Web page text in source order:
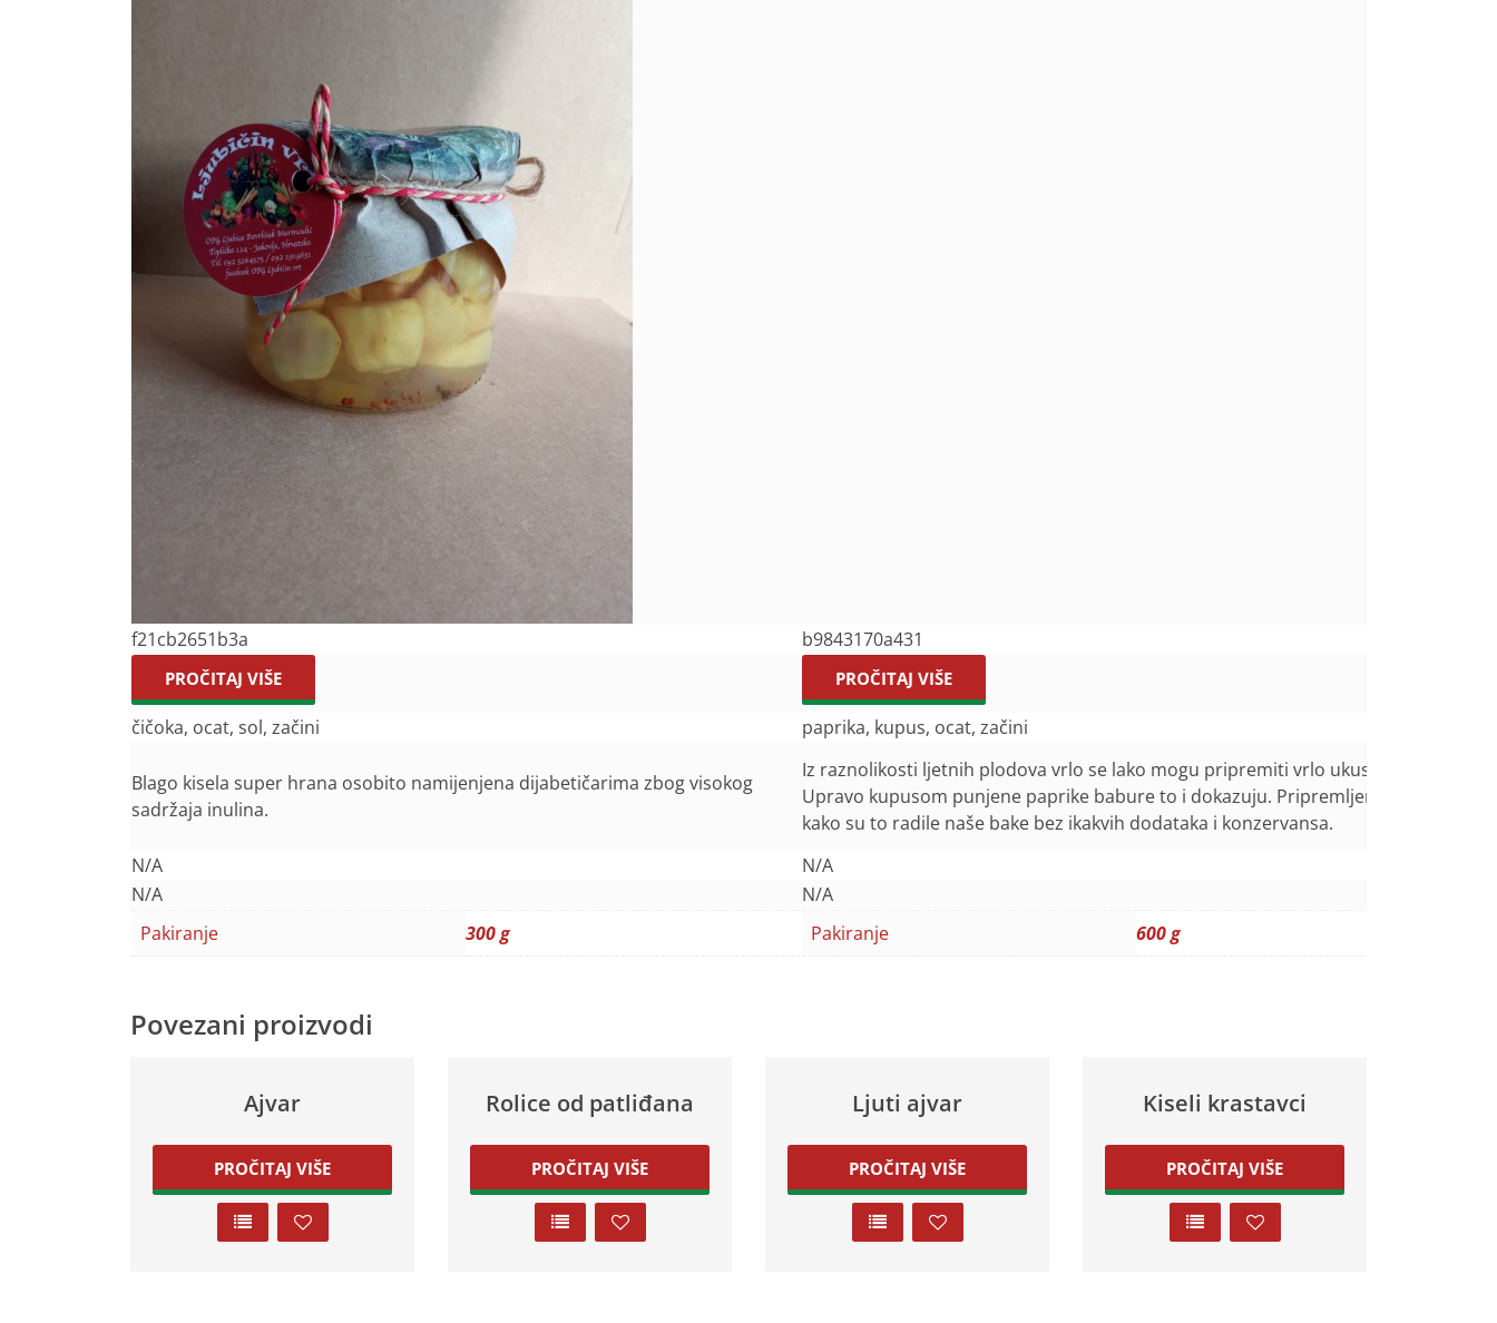
f21cb2651b3a b9843170a431
PROČITAJ VIŠE PROČITAJ VIŠE
čičoka, ocat, sol, začini paprika, kupus, ocat, začini
Blago kisela super hrana osobito namijenjena dijabetičarima zbog visokog
sadržaja inulina.
Iz raznolikosti ljetnih plodova vrlo se lako mogu pripremiti vrlo ukusni prpravci.
Upravo kupusom punjene paprike babure to i dokazuju. Pripremljeno upravo
kako su to radile naše bake bez ikakvih dodataka i konzervansa.
N/A N/A
N/A
N/A
Pakiranje
300 g Pakiranje 600 g
Povezani proizvodi
Ajvar
PROČITAJ VIŠE
Rolice od patliđana
PROČITAJ VIŠE
Ljuti ajvar
PROČITAJ VIŠE
Kiseli krastavci
PROČITAJ VIŠE